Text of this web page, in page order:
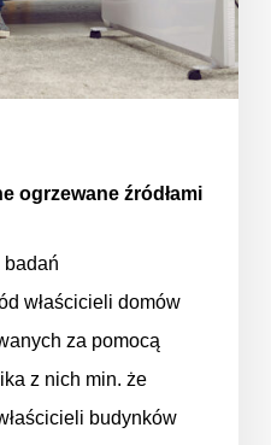
ogrzewane źródłami
badań
właścicieli domów
za pomocą
z nich min. że
budynków